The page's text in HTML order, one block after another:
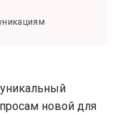
новой для